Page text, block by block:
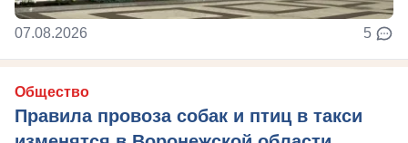
07.08.2026 5
Общество
Правила провоза собак и птиц в такси